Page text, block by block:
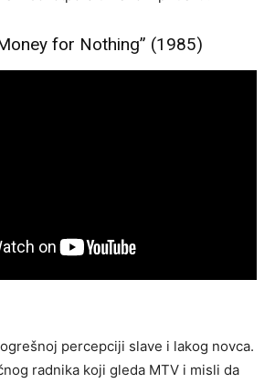
for Nothing” (1985)
percepciji slave i lakog novca.
radnika koji gleda MTV i misli da